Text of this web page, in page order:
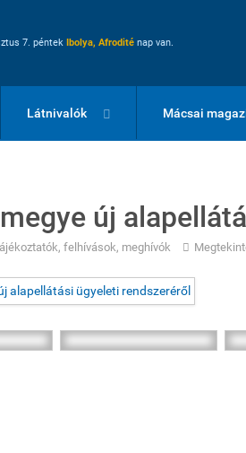
7. péntek Ibolya, Afrodité nap van.
Látnivalók Mácsai
új
felhívások, meghívók